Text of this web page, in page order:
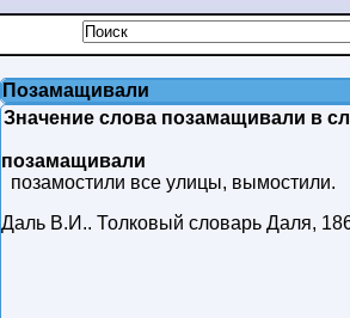
Позамащивали
Значение слова позамащивали в
позамащивали
позамостили все улицы, вымостили.
Даль В.И.. Толковый словарь Даля,